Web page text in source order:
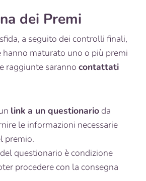
dei Premi
a seguito dei controlli finali,
hanno maturato uno o più premi
raggiunte saranno contattati
link a un questionario da
le informazioni necessarie
premio.
questionario è condizione
procedere con la consegna